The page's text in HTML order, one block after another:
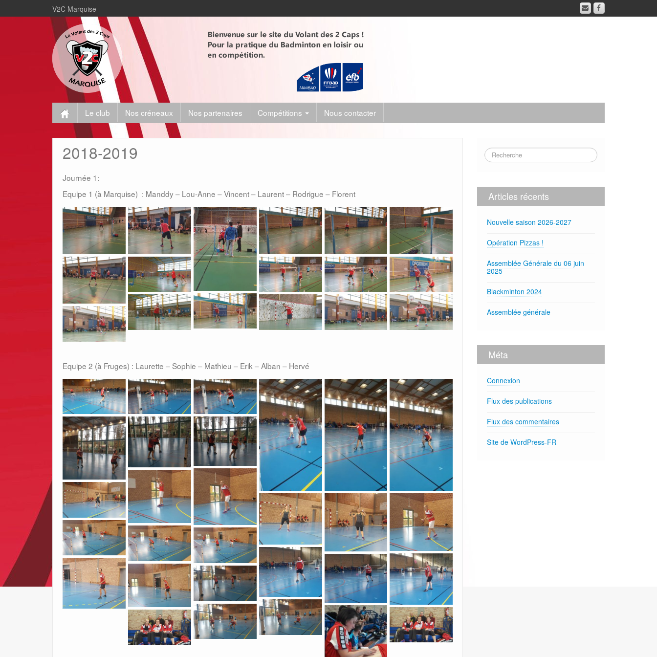
V2C Marquise
Le club Nos créneaux Nos partenaires Compétitions Nous contacter
2018-2019
Journée 1:
Equipe 1 (à Marquise) : Manddy – Lou-Anne – Vincent – Laurent – Rodrigue – Florent
Equipe 2 (à Fruges) : Laurette – Sophie – Mathieu – Erik – Alban – Hervé
Articles récents
Nouvelle saison 2026-2027
Opération Pizzas !
Assemblée Générale du 06 juin
2025
Blackminton 2024
Assemblée générale
Méta
Connexion
Flux des publications
Flux des commentaires
Site de WordPress-FR